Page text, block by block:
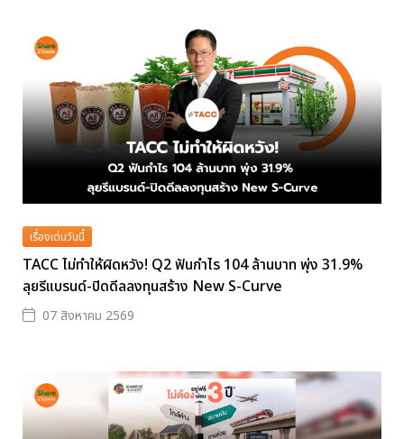
เรื่องเด่นวันนี้
TACC ไม่ทำให้ผิดหวัง! Q2 ฟันกำไร 104 ล้านบาท พุ่ง 31.9%
ลุยรีแบรนด์-ปิดดีลลงทุนสร้าง New S-Curve
07 สิงหาคม 2569